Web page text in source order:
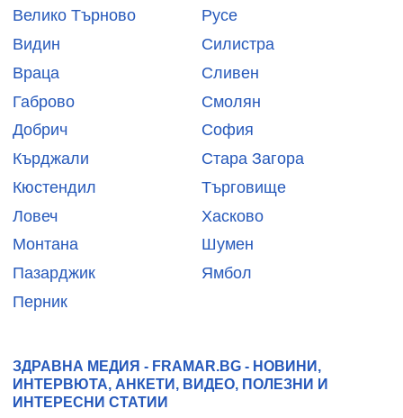
Велико Търново
Видин
Враца
Габрово
Добрич
Кърджали
Кюстендил
Ловеч
Монтана
Пазарджик
Перник
Русе
Силистра
Сливен
Смолян
София
Стара Загора
Търговище
Хасково
Шумен
Ямбол
ЗДРАВНА МЕДИЯ - FRAMAR.BG - НОВИНИ,
ИНТЕРВЮТА, АНКЕТИ, ВИДЕО, ПОЛЕЗНИ И
ИНТЕРЕСНИ СТАТИИ